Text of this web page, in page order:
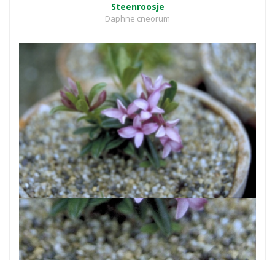
Steenroosje
Daphne cneorum